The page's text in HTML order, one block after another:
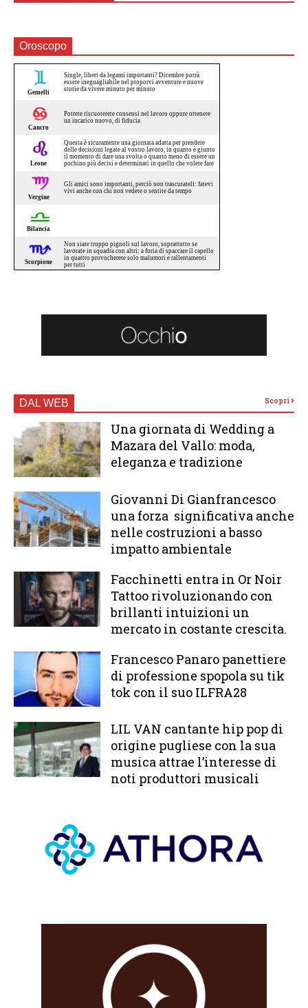
Oroscopo
DAL WEB Scopri
Una giornata di Wedding a
Mazara del Vallo: moda,
eleganza e tradizione
Giovanni Di Gianfrancesco
una forza significativa anche
nelle costruzioni a basso
impatto ambientale
Facchinetti entra in Or Noir
Tattoo rivoluzionando con
brillanti intuizioni un
mercato in costante crescita.
Francesco Panaro panettiere
di professione spopola su tik
tok con il suo ILFRA28
LIL VAN cantante hip pop di
origine pugliese con la sua
musica attrae l’interesse di
noti produttori musicali